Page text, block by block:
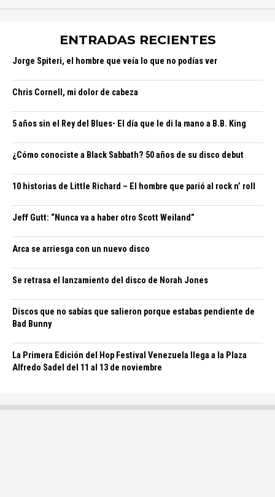
ENTRADAS RECIENTES
Jorge Spiteri, el hombre que veía lo que no podías ver
Chris Cornell, mi dolor de cabeza
5 años sin el Rey del Blues- El día que le di la mano a B.B. King
¿Cómo conociste a Black Sabbath? 50 años de su disco debut
10 historias de Little Richard – El hombre que parió al rock n’ roll
Jeff Gutt: “Nunca va a haber otro Scott Weiland”
Arca se arriesga con un nuevo disco
Se retrasa el lanzamiento del disco de Norah Jones
Discos que no sabías que salieron porque estabas pendiente de
Bad Bunny
La Primera Edición del Hop Festival Venezuela llega a la Plaza
Alfredo Sadel del 11 al 13 de noviembre